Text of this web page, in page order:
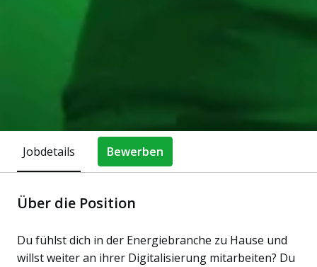
Jobdetails Bewerben
Über die Position
Du fühlst dich in der Energiebranche zu Hause und
willst weiter an ihrer Digitalisierung mitarbeiten? Du